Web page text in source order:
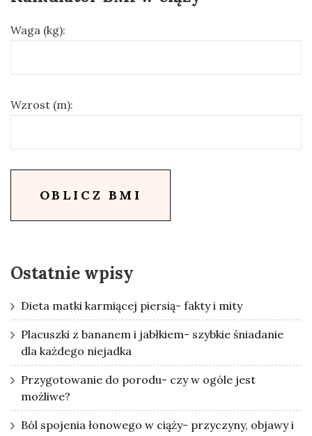
Waga (kg):
Wzrost (m):
OBLICZ BMI
Ostatnie wpisy
Dieta matki karmiącej piersią- fakty i mity
Placuszki z bananem i jabłkiem- szybkie śniadanie
dla każdego niejadka
Przygotowanie do porodu- czy w ogóle jest
możliwe?
Ból spojenia łonowego w ciąży- przyczyny, objawy i